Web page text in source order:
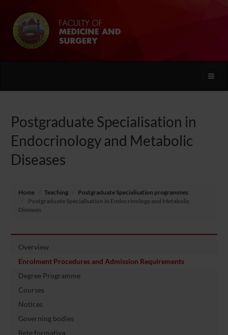
Toggle
Postgraduate Specialisation in
Endocrinology and Metabolic
Diseases
Home Teaching
Postgraduate Specialisation programmes
Postgraduate Specialisation in Endocrinology and Metabolic
Diseases
Overview
Enrolment Procedures and Admission Requirements
Degree Programme
Courses
Notices
Governing bodies
Rete formativa